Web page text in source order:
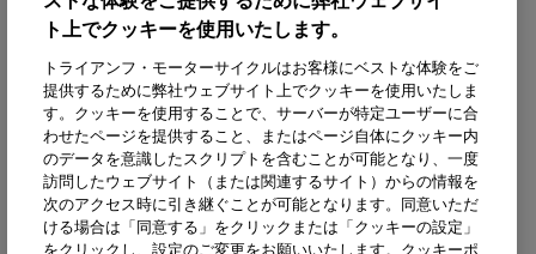
ト上でクッキーを使用いたします。
トライアンフ・モーターサイクルはお客様にベストな体験をご
提供するために弊社ウェブサイト上でクッキーを使用いたしま
す。クッキーを使用することで、サーバーが特定ユーザーに合
わせたページを提供すること、またはページ自体にクッキー内
のデータを意識したスクリプトを含むことが可能となり、一度
訪問したウェブサイト（または関連するサイト）からの情報を
次のアクセス時に引き継ぐことが可能となります。同意いただ
ける場合は「同意する」をクリックまたは「クッキーの設定」